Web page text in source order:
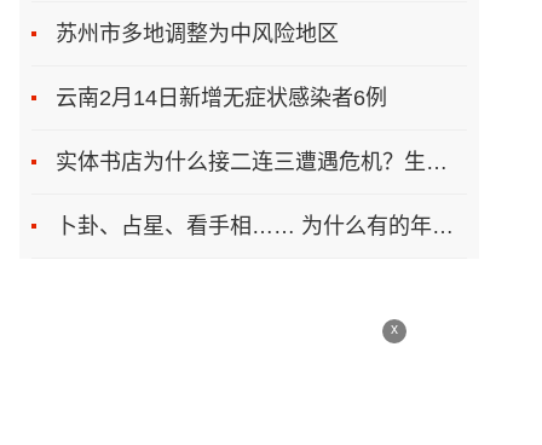
苏州市多地调整为中风险地区
云南2月14日新增无症状感染者6例
实体书店为什么接二连三遭遇危机？生存之道在哪
卜卦、占星、看手相…… 为什么有的年轻人总想算一卦
x